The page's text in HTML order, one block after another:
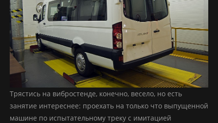
Трястись на вибростенде, конечно, весело, но есть
занятие интереснее: проехать на только что выпущенной
машине по испытательному треку с имитацией